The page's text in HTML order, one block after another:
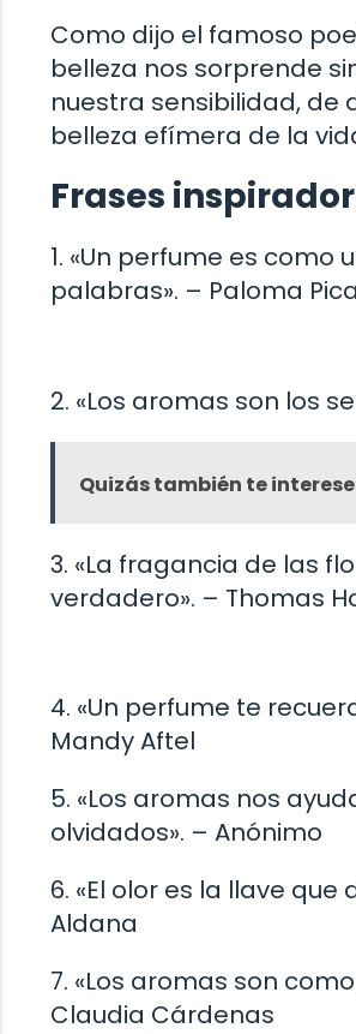
Como dijo el famoso
belleza nos sorprende
nuestra sensibilidad, de
belleza efímera de la
Frases
1. «Un perfume es
palabras». – Paloma
2. «Los aromas son los
Quizás también te
3. «La fragancia de las
verdadero». – Thomas
4. «Un perfume te
Mandy Aftel
5. «Los aromas nos
olvidados». – Anónimo
6. «El olor es la llave
Aldana
7. «Los aromas son
Claudia Cárdenas